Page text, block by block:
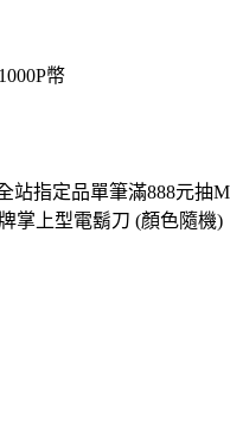
幣
站指定品單筆滿888元抽
掌上型電鬍刀 (顏色隨機)